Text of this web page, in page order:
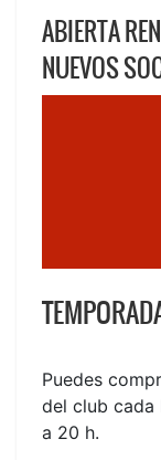
ABIERTA
NUEVOS
Puedes
del club cada
a 20 h.